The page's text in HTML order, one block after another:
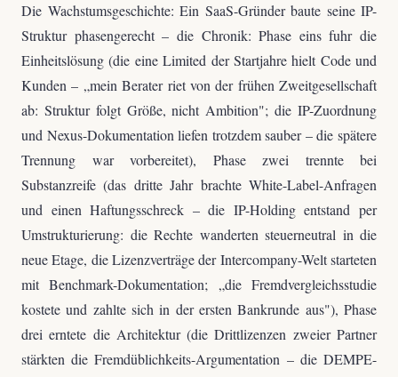
Die Wachstumsgeschichte: Ein SaaS-Gründer baute seine IP-
Struktur phasengerecht – die Chronik: Phase eins fuhr die
Einheitslösung (die eine Limited der Startjahre hielt Code und
Kunden – „mein Berater riet von der frühen Zweitgesellschaft
ab: Struktur folgt Größe, nicht Ambition"; die IP-Zuordnung
und Nexus-Dokumentation liefen trotzdem sauber – die spätere
Trennung war vorbereitet), Phase zwei trennte bei
Substanzreife (das dritte Jahr brachte White-Label-Anfragen
und einen Haftungsschreck – die IP-Holding entstand per
Umstrukturierung: die Rechte wanderten steuerneutral in die
neue Etage, die Lizenzverträge der Intercompany-Welt starteten
mit Benchmark-Dokumentation; „die Fremdvergleichsstudie
kostete und zahlte sich in der ersten Bankrunde aus"), Phase
drei erntete die Architektur (die Drittlizenzen zweier Partner
stärkten die Fremdüblichkeits-Argumentation – die DEMPE-